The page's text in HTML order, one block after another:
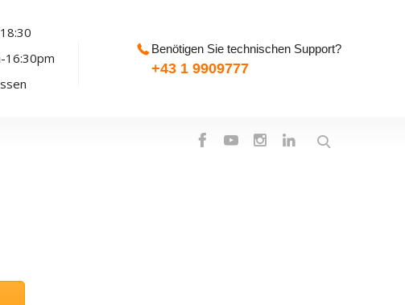
16:30pm
Benötigen Sie technischen Support?
+43 1 9909777